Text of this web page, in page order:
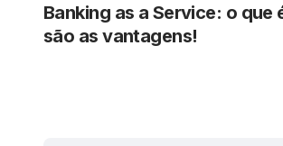
Banking as a Service: o que
são as vantagens!